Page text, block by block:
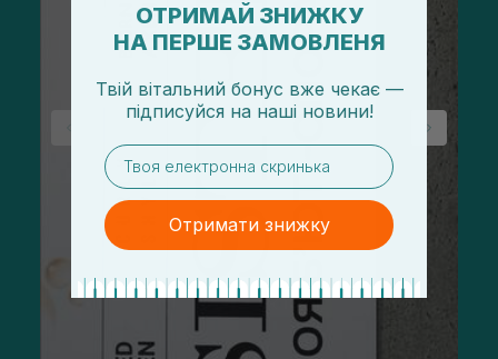
ОТРИМАЙ ЗНИЖКУ
НА ПЕРШЕ ЗАМОВЛЕНЯ
Твій вітальний бонус вже чекає —
підписуйся на наші новини!
email
Отримати знижку